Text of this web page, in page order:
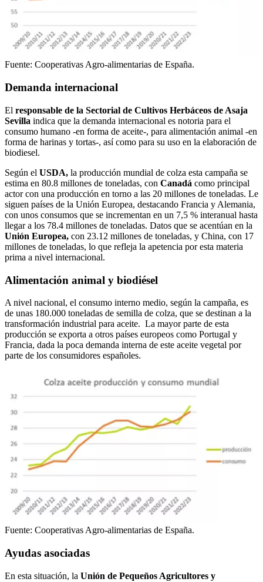
Fuente: Cooperativas Agro-alimentarias de España.
Demanda internacional
El responsable de la Sectorial de Cultivos Herbáceos de Asaja
Sevilla indica que la demanda internacional es notoria para el
consumo humano -en forma de aceite-, para alimentación animal -en
forma de harinas y tortas-, así como para su uso en la elaboración de
biodiesel.
Según el USDA, la producción mundial de colza esta campaña se
estima en 80.8 millones de toneladas, con Canadá como principal
actor con una producción en torno a las 20 millones de toneladas. Le
siguen países de la Unión Europea, destacando Francia y Alemania,
con unos consumos que se incrementan en un 7,5 % interanual hasta
llegar a los 78.4 millones de toneladas. Datos que se acentúan en la
Unión Europea, con 23.12 millones de toneladas, y China, con 17
millones de toneladas, lo que refleja la apetencia por esta materia
prima a nivel internacional.
Alimentación animal y biodiésel
A nivel nacional, el consumo interno medio, según la campaña, es
de unas 180.000 toneladas de semilla de colza, que se destinan a la
transformación industrial para aceite. La mayor parte de esta
producción se exporta a otros países europeos como Portugal y
Francia, dada la poca demanda interna de este aceite vegetal por
parte de los consumidores españoles.
Fuente: Cooperativas Agro-alimentarias de España.
Ayudas asociadas
En esta situación, la Unión de Pequeños Agricultores y